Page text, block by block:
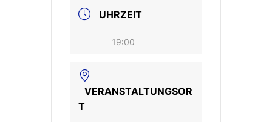
UHRZEIT
19:00
VERANSTALTUNGSOR
T